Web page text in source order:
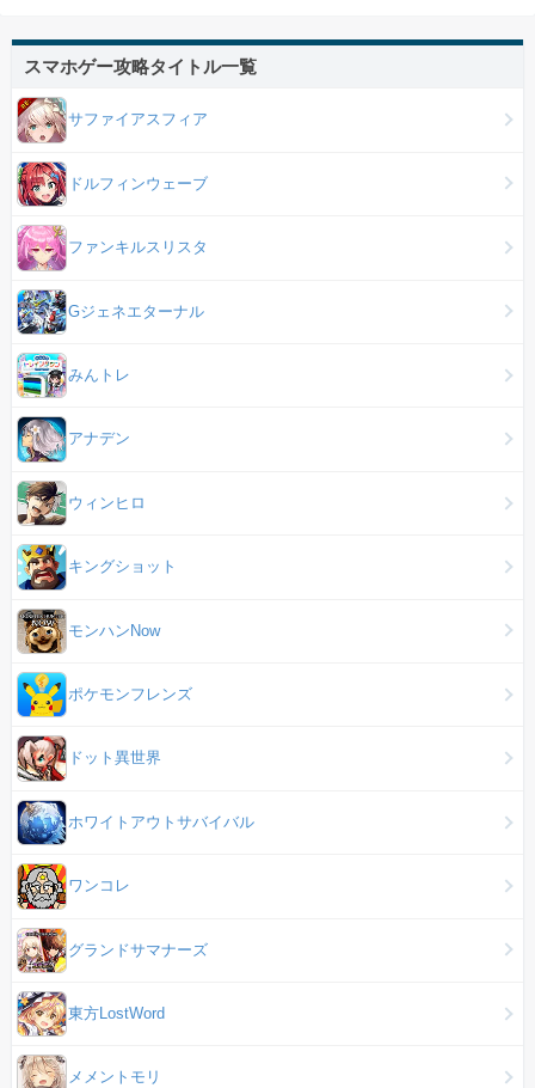
スマホゲー攻略タイトル一覧
サファイアスフィア
ドルフィンウェーブ
ファンキルスリスタ
Gジェネエターナル
みんトレ
アナデン
ウィンヒロ
キングショット
モンハンNow
ポケモンフレンズ
ドット異世界
ホワイトアウトサバイバル
ワンコレ
グランドサマナーズ
東方LostWord
メメントモリ